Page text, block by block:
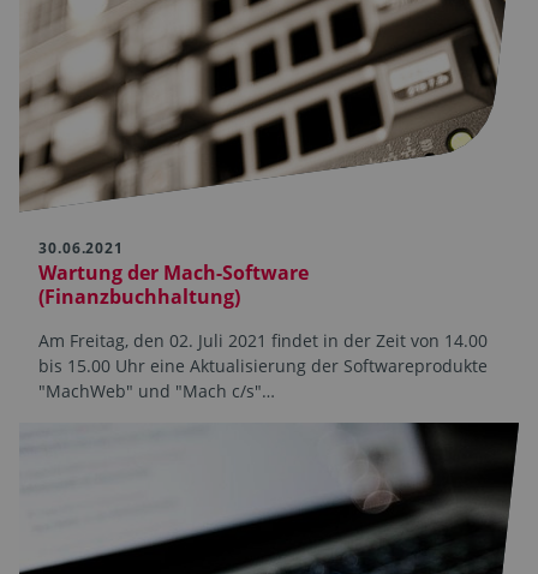
30.06.2021
Wartung der Mach-Software
(Finanzbuchhaltung)
Am Freitag, den 02. Juli 2021 findet in der Zeit von 14.00
bis 15.00 Uhr eine Aktualisierung der Softwareprodukte
"MachWeb" und "Mach c/s"…